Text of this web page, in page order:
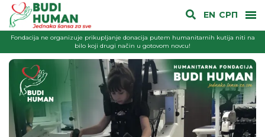
EN СРП
Fondacija ne organizuje prikupljanje donacija putem humanitarnih kutija niti na
bilo koji drugi način u gotovom novcu!